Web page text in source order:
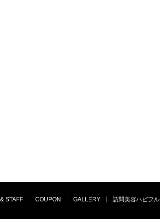
STAFF COUPON GALLERY 訪問美容ハピフル